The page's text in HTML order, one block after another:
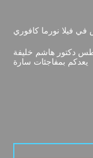
في فيلا نورما كافوري
مولده 13 أغسطس دكتور هاشم خليفة
يعدكم بمفاجئات سارة